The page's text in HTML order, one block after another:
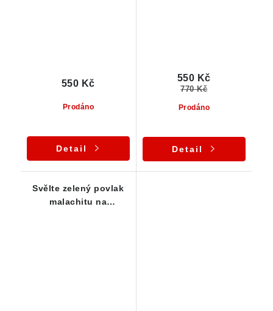
Prodáno
550 Kč
Detail
Prodáno
550 Kč
770 Kč
Detail
Svělte zelený povlak
malachitu na